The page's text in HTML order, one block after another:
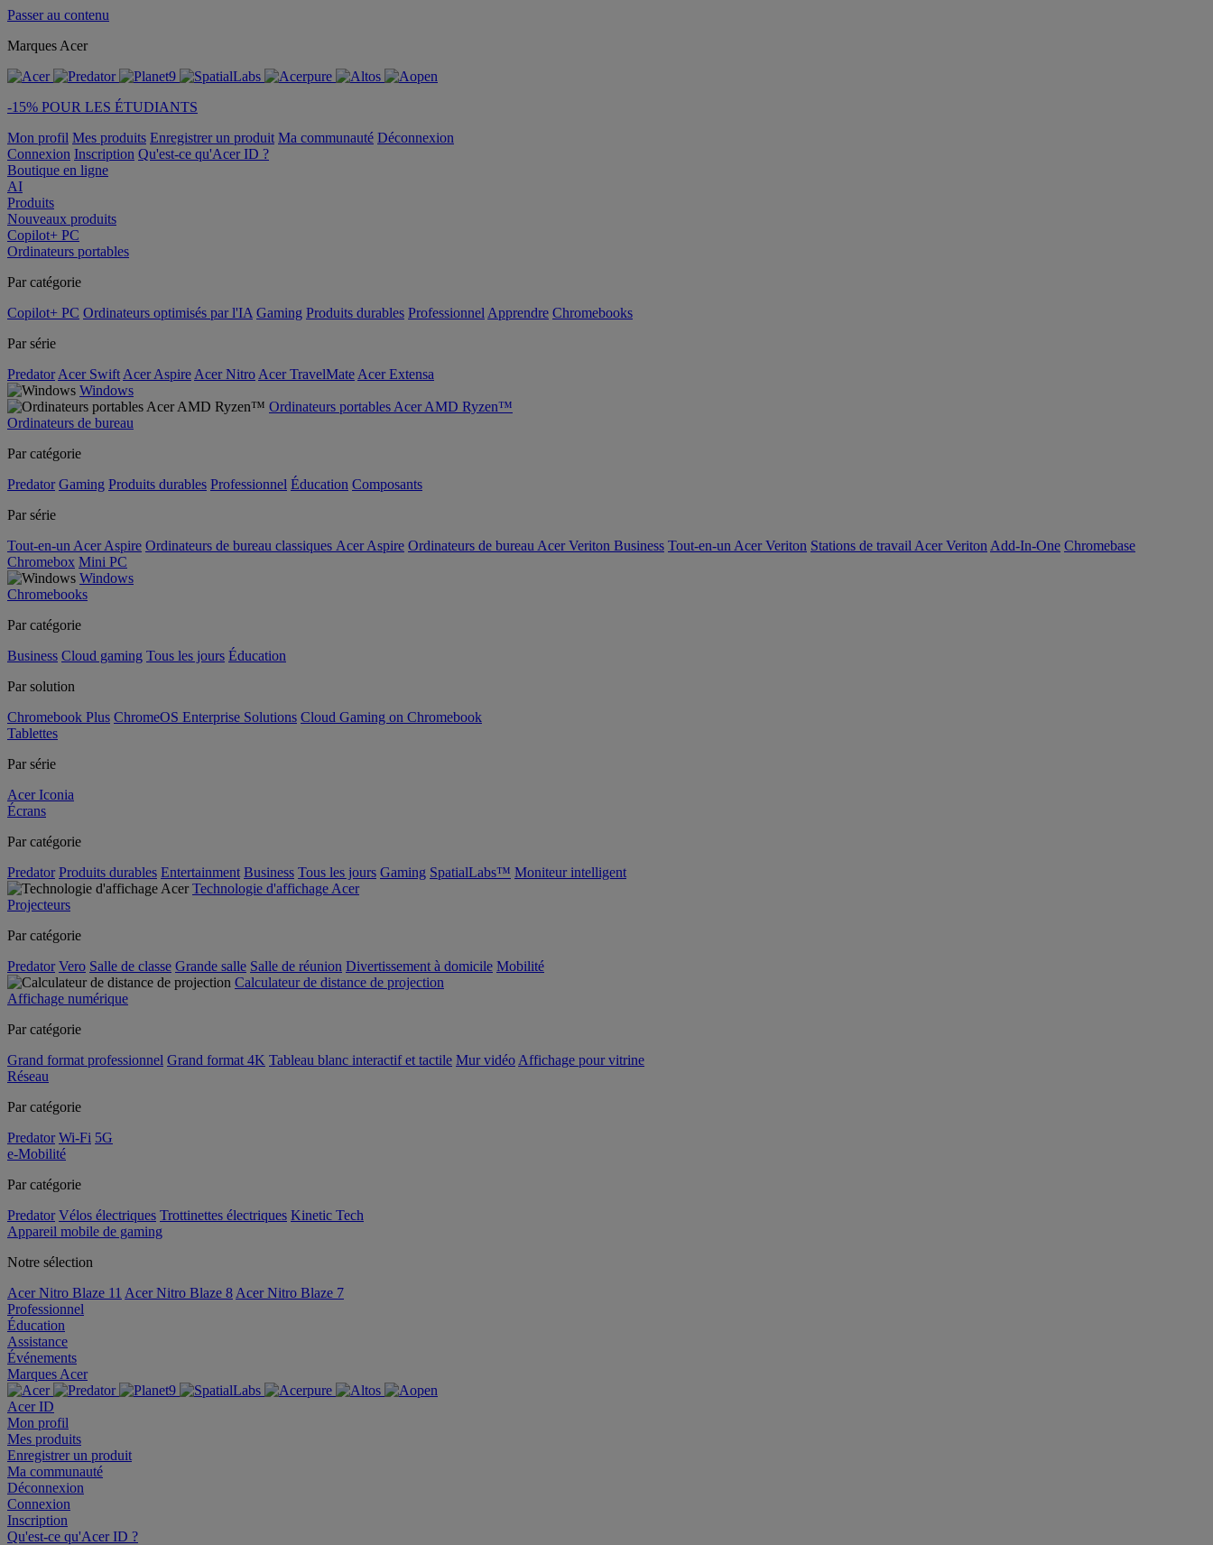
Passer au contenu
Marques Acer
-15% POUR LES ÉTUDIANTS
Mon profil Mes produits Enregistrer un produit Ma communauté Déconnexion
Connexion Inscription Qu'est-ce qu'Acer ID ?
Boutique en ligne
AI
Produits
Nouveaux produits
Copilot+ PC
Ordinateurs portables
Par catégorie
Copilot+ PC Ordinateurs optimisés par l'IA Gaming Produits durables Professionnel Apprendre Chromebooks
Par série
Predator Acer Swift Acer Aspire Acer Nitro Acer TravelMate Acer Extensa
Windows
Ordinateurs portables Acer AMD Ryzen™
Ordinateurs de bureau
Par catégorie
Predator Gaming Produits durables Professionnel Éducation Composants
Par série
Tout-en-un Acer Aspire Ordinateurs de bureau classiques Acer Aspire Ordinateurs de bureau Acer Veriton Business Tout-en-un Acer Veriton Stations de travail Acer Veriton Add-In-One Chromebase
Chromebox Mini PC
Windows
Chromebooks
Par catégorie
Business Cloud gaming Tous les jours Éducation
Par solution
Chromebook Plus ChromeOS Enterprise Solutions Cloud Gaming on Chromebook
Tablettes
Par série
Acer Iconia
Écrans
Par catégorie
Predator Produits durables Entertainment Business Tous les jours Gaming SpatialLabs™ Moniteur intelligent
Technologie d'affichage Acer
Projecteurs
Par catégorie
Predator Vero Salle de classe Grande salle Salle de réunion Divertissement à domicile Mobilité
Calculateur de distance de projection
Affichage numérique
Par catégorie
Grand format professionnel Grand format 4K Tableau blanc interactif et tactile Mur vidéo Affichage pour vitrine
Réseau
Par catégorie
Predator Wi-Fi 5G
e-Mobilité
Par catégorie
Predator Vélos électriques Trottinettes électriques Kinetic Tech
Appareil mobile de gaming
Notre sélection
Acer Nitro Blaze 11 Acer Nitro Blaze 8 Acer Nitro Blaze 7
Professionnel
Éducation
Assistance
Événements
Marques Acer
Acer ID
Mon profil
Mes produits
Enregistrer un produit
Ma communauté
Déconnexion
Connexion
Inscription
Qu'est-ce qu'Acer ID ?